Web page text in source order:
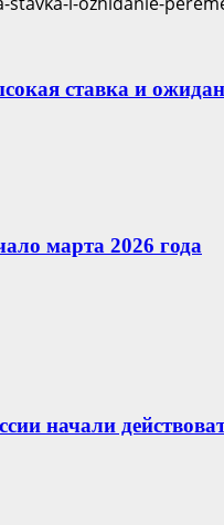
ставка и
марта 2026 года
начали